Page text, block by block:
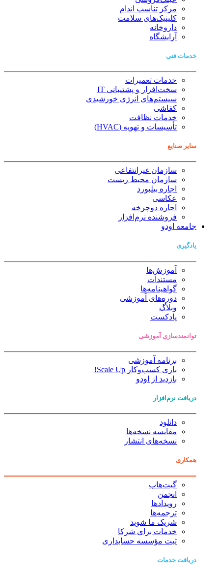
مرکز تناسب اندام
کلینیک‌های سلامت
داروخانه
آرایشگاه
خدمات فنی
خدمات تعمیرات
سخت‌افزار و پشتیبانی IT
سیستم‌های انرژی خورشیدی
کفاشی
خدمات نظافت
تأسیسات و تهویه (HVAC)
سایر صنایع
سازمان غیرانتفاعی
سازمان محیط زیست
اجاره بیلبورد
عکاسی
اجاره دوچرخه
فروشنده نرم‌افزار
جامعه اودو
یادگیری
آموزش‌ها
مستندات
گواهینامه‌ها
دوره‌های آموزشی
وبلاگ
پادکست
توانمندسازی آموزشی
برنامه آموزشی
بازی کسب‌وکار Scale Up!
بازدید از اودو
دریافت نرم‌افزار
دانلود
مقایسه نسخه‌ها
نسخه‌های انتشار
همکاری
گیت‌هاب
انجمن
رویدادها
ترجمه‌ها
شریک ما شوید
خدمات برای شرکا
ثبت مؤسسه حسابداری
دریافت خدمات